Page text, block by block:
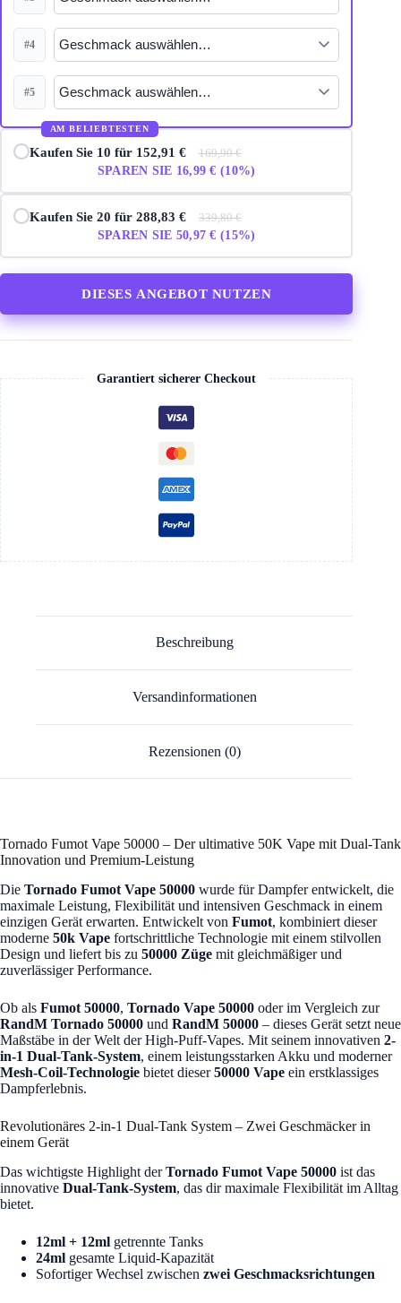
#4
#5
AM BELIEBTESTEN
Kaufen Sie 10 für 152,91 €
169,90 €
SPAREN SIE 16,99 € (10%)
Kaufen Sie 20 für 288,83 €
339,80 €
SPAREN SIE 50,97 € (15%)
DIESES ANGEBOT NUTZEN
Garantiert sicherer Checkout
Beschreibung
Versandinformationen
Rezensionen (0)
Tornado Fumot Vape 50000 – Der ultimative 50K Vape mit Dual-Tank
Innovation und Premium-Leistung
Die Tornado Fumot Vape 50000 wurde für Dampfer entwickelt, die
maximale Leistung, Flexibilität und intensiven Geschmack in einem
einzigen Gerät erwarten. Entwickelt von Fumot, kombiniert dieser
moderne 50k Vape fortschrittliche Technologie mit einem stilvollen
Design und liefert bis zu 50000 Züge mit gleichmäßiger und
zuverlässiger Performance.
Ob als Fumot 50000, Tornado Vape 50000 oder im Vergleich zur
RandM Tornado 50000 und RandM 50000 – dieses Gerät setzt neue
Maßstäbe in der Welt der High-Puff-Vapes. Mit seinem innovativen 2-
in-1 Dual-Tank-System, einem leistungsstarken Akku und moderner
Mesh-Coil-Technologie bietet dieser50000 Vape ein erstklassiges
Dampferlebnis.
Revolutionäres 2-in-1 Dual-Tank System – Zwei Geschmäcker in
einem Gerät
Das wichtigste Highlight derTornado Fumot Vape 50000 ist das
innovative Dual-Tank-System, das dir maximale Flexibilität im Alltag
bietet.
12ml + 12ml getrennte Tanks
24ml gesamte Liquid-Kapazität
Sofortiger Wechsel zwischen zwei Geschmacksrichtungen